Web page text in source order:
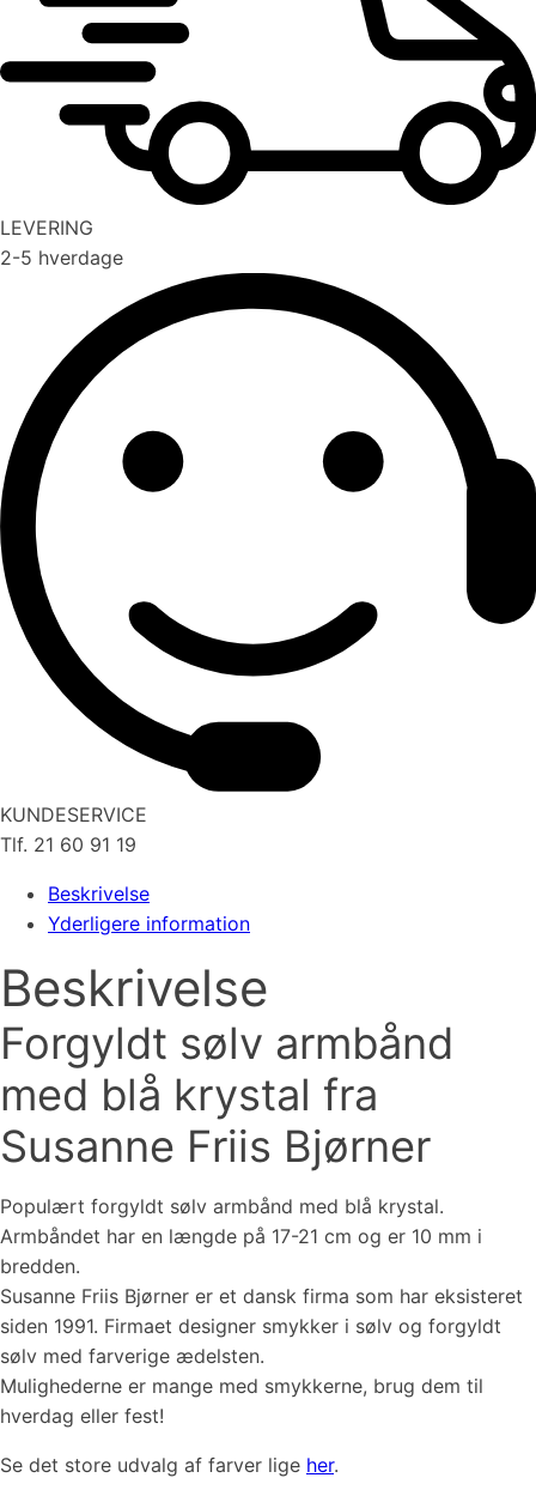
LEVERING
2-5 hverdage
KUNDESERVICE
Tlf. 21 60 91 19
Beskrivelse
Yderligere information
Beskrivelse
Forgyldt sølv armbånd
med blå krystal fra
Susanne Friis Bjørner
Populært forgyldt sølv armbånd med blå krystal.
Armbåndet har en længde på 17-21 cm og er 10 mm i
bredden.
Susanne Friis Bjørner er et dansk firma som har eksisteret
siden 1991. Firmaet designer smykker i sølv og forgyldt
sølv med farverige ædelsten.
Mulighederne er mange med smykkerne, brug dem til
hverdag eller fest!
Se det store udvalg af farver lige her.